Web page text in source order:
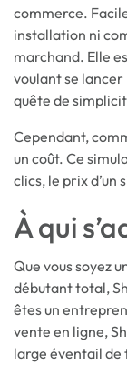
commerce.
installation ni
marchand. Elle
voulant se
quête de
Cependant,
un coût. Ce
clics, le prix d’un
À qui
Que vous soyez
débutant total,
êtes un
vente en ligne,
large éventail